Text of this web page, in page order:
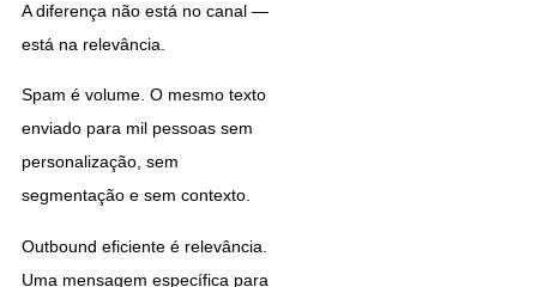
A diferença não está no canal —
está na relevância.
Spam é volume. O mesmo texto
enviado para mil pessoas sem
personalização, sem
segmentação e sem contexto.
Outbound eficiente é relevância.
Uma mensagem específica para